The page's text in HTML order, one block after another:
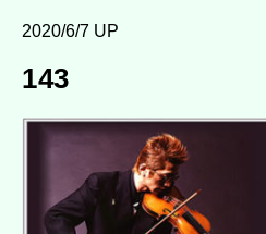
2020/6/7 UP
143